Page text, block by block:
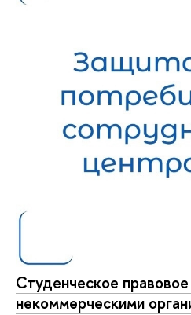
Студенческое
некоммерческими